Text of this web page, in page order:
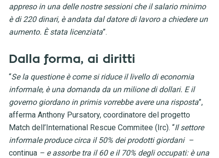
appreso in una delle nostre sessioni che il salario minimo
è di 220 dinari, è andata dal datore di lavoro a chiedere un
aumento. È stata licenziata”.
Dalla forma, ai diritti
“Se la questione è come si riduce il livello di economia
informale, è una domanda da un milione di dollari. E il
governo giordano in primis vorrebbe avere una risposta”,
afferma Anthony Pursatory, coordinatore del progetto
Match dell’International Rescue Commitee (Irc). “Il settore
informale produce circa il 50% dei prodotti giordani –
continua– e assorbe tra il 60 e il 70% degli occupati: è una